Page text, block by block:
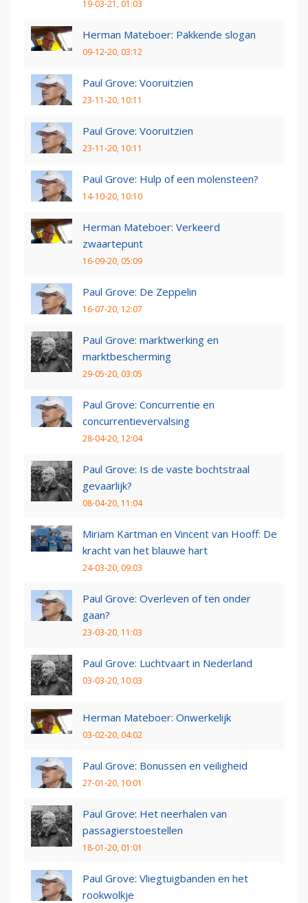
19-03-21, 01:03
Herman Mateboer: Pakkende slogan
09-12-20, 03:12
Paul Grove: Vooruitzien
23-11-20, 10:11
Paul Grove: Vooruitzien
23-11-20, 10:11
Paul Grove: Hulp of een molensteen?
14-10-20, 10:10
Herman Mateboer: Verkeerd
zwaartepunt
16-09-20, 05:09
Paul Grove: De Zeppelin
16-07-20, 12:07
Paul Grove: marktwerking en
marktbescherming
29-05-20, 03:05
Paul Grove: Concurrentie en
concurrentievervalsing
28-04-20, 12:04
Paul Grove: Is de vaste bochtstraal
gevaarlijk?
08-04-20, 11:04
Miriam Kartman en Vincent van Hooff: De
kracht van het blauwe hart
24-03-20, 09:03
Paul Grove: Overleven of ten onder
gaan?
23-03-20, 11:03
Paul Grove: Luchtvaart in Nederland
03-03-20, 10:03
Herman Mateboer: Onwerkelijk
03-02-20, 04:02
Paul Grove: Bonussen en veiligheid
27-01-20, 10:01
Paul Grove: Het neerhalen van
passagierstoestellen
18-01-20, 01:01
Paul Grove: Vliegtuigbanden en het
rookwolkje